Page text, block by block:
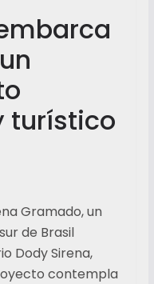
turístico
Gramado, un
de Brasil
Dody Sirena,
contempla